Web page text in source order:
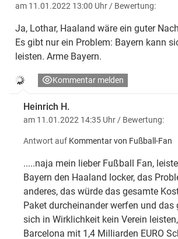
am 11.01.2022 13:00 Uhr / Bewertung:
Ja, Lothar, Haaland wäre ein guter
Es gibt nur ein Problem: Bayern kann
leisten. Arme Bayern.
Kommentar melden
Heinrich H.
am 11.01.2022 14:35 Uhr / Bewertung:
Antwort auf Kommentar von Fußball-Fan
.....naja mein lieber Fußball Fan,
Bayern den Haaland locker, das
anderes, das würde das gesamte
Paket durcheinander werfen und das
sich in Wirklichkeit kein Verein
Barcelona mit 1,4 Milliarden EURO